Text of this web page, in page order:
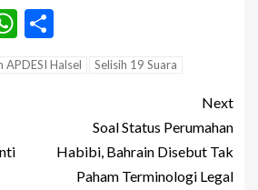
WhatsApp
APDESI Halsel Selisih 19 Suara
Next
Soal Status Perumahan
Habibi, Bahrain Disebut Tak
Paham Terminologi Legal